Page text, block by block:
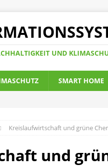
UND
SMART HOME
Kreislaufwirtschaft und grüne
und